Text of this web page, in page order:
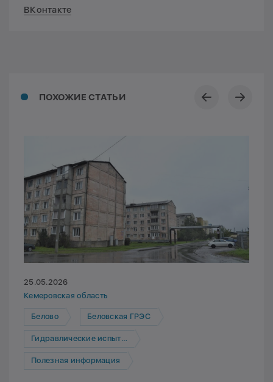
ВКонтакте
ПОХОЖИЕ СТАТЬИ
25.05.2026
Кемеровская область
Белово Беловская ГРЭС
Гидравлические испытания
Полезная информация